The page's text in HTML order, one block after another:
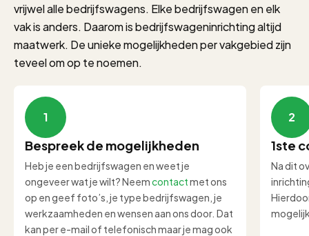
vrijwel alle bedrijfswagens. Elke bedrijfswagen en elk
vak is anders. Daarom is bedrijfswageninrichting altijd
maatwerk. De unieke mogelijkheden per vakgebied zijn
teveel om op te noemen.
1
Bespreek de mogelijkheden
Heb je een bedrijfswagen en weet je
ongeveer wat je wilt? Neemcontactmet ons
op en geef foto’s, je type bedrijfswagen, je
werkzaamheden en wensen aan ons door. Dat
kan per e-mail of telefonisch maar je mag ook
2
1ste
Na dit